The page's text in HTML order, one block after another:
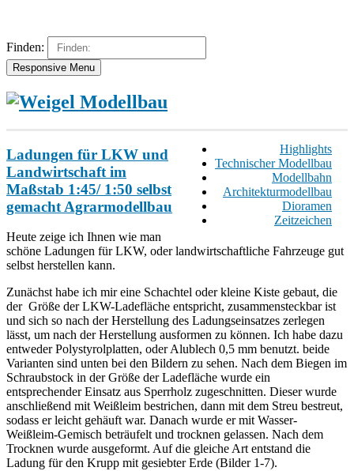
Finden:
Responsive Menu
Highlights
Technischer Modellbau
Modellbahn
Architekturmodellbau
Dioramen
Zeitzeichen
Ladungen für LKW und
Landwirtschaft im
Maßstab 1:45/ 1:50 selbst
gemacht Agrarmodellbau
Heute zeige ich Ihnen wie man
schöne Ladungen für LKW, oder landwirtschaftliche Fahrzeuge gut
selbst herstellen kann.
Zunächst habe ich mir eine Schachtel oder kleine Kiste gebaut, die
der Größe der LKW-Ladefläche entspricht, zusammensteckbar ist
und sich so nach der Herstellung des Ladungseinsatzes zerlegen
lässt, um nach der Herstellung ausformen zu können. Ich habe dazu
entweder Polystyrolplatten, oder Alublech 0,5 mm benutzt. beide
Varianten sind unten bei den Bildern zu sehen. Nach dem Biegen im
Schraubstock in der Größe der Ladefläche wurde ein
entsprechender Einsatz aus Sperrholz zugeschnitten. Dieser wurde
anschließend mit Weißleim bestrichen, dann mit dem Streu bestreut,
sodass er leicht gehäuft war. Danach wurde er mit Wasser-
Weißleim-Gemisch beträufelt und trocknen gelassen. Nach dem
Trocknen wurde ausgeformt. Auf die gleiche Art entstand die
Ladung für den Krupp mit gesiebter Erde (Bilder 1-7).